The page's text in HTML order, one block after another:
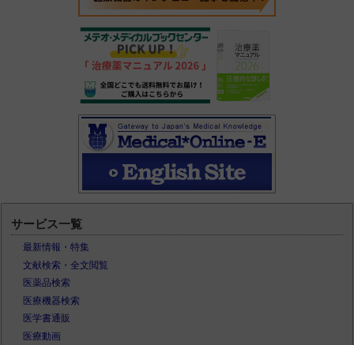
サービス一覧
最新情報・特集
文献検索・全文閲覧
医薬品検索
医療機器検索
医学書通販
医療動画